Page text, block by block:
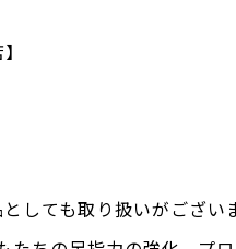
しても取り扱いがござい